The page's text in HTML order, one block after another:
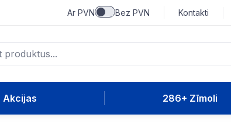
Ar PVN Bez PVN Kontakti
Akcijas 286+ Zīmoli